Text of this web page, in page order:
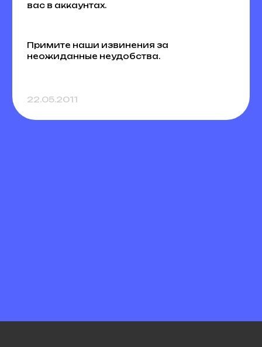
вас в аккаунтах.
Примите наши извинения за
неожиданные неудобства.
22.05.2011